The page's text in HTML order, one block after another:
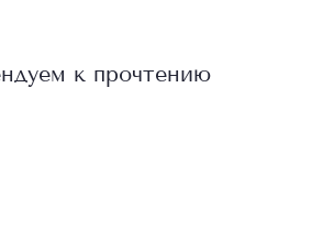
к прочтению